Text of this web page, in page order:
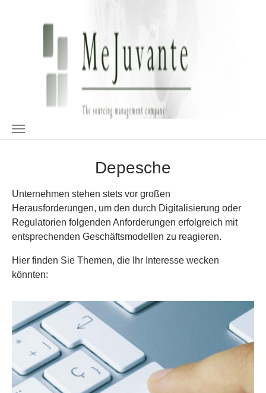
Depesche
Unternehmen stehen stets vor großen
Herausforderungen, um den durch Digitalisierung oder
Regulatorien folgenden Anforderungen erfolgreich mit
entsprechenden Geschäftsmodellen zu reagieren.
Hier finden Sie Themen, die Ihr Interesse wecken
könnten: